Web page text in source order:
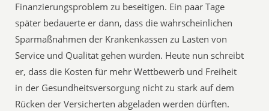
Finanzierungsproblem zu beseitigen. Ein paar Tage
später bedauerte er dann, dass die wahrscheinlichen
Sparmaßnahmen der Krankenkassen zu Lasten von
Service und Qualität gehen würden. Heute nun schreibt
er, dass die Kosten für mehr Wettbewerb und Freiheit
in der Gesundheitsversorgung nicht zu stark auf dem
Rücken der Versicherten abgeladen werden dürften.